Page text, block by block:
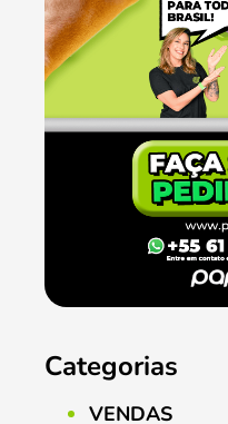
Categorias
VENDAS